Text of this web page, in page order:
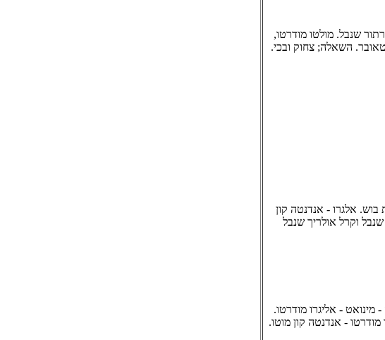
ארתור שנבל. מולטו מודרטו,
2) שני שירים מפי ריכרד טאובר. השאלה; צחוק ובכי.
אלגרו - אנדנטה קון
הונגרי אופ. 54 בבצוע ארתור שנבל וקרל אולריך שנבל
מינואט - אליגרו מודרטו.
הגמורה). אליגרו מודרטו - אנדנטה קון מוטו.